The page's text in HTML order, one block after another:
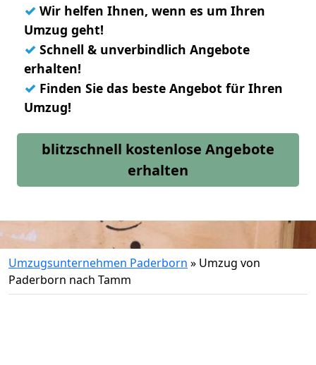
✓ Wir helfen Ihnen, wenn es um Ihren
Umzug geht!
✓ Schnell & unverbindlich Angebote
erhalten!
✓ Finden Sie das beste Angebot für Ihren
Umzug!
blitzschnell kostenlose Angebote
erhalten
Umzugsunternehmen Paderborn » Umzug von
Paderborn nach Tamm